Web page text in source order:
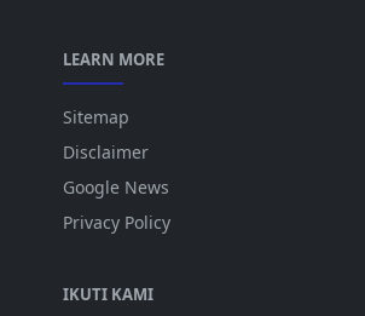
LEARN MORE
Sitemap
Disclaimer
Google News
Privacy Policy
IKUTI KAMI